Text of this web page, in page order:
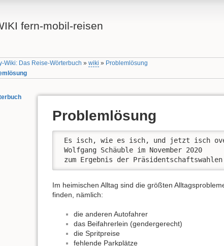
fern-mobil-reisen
Wiki: Das Reise-Wörterbuch »wiki » Problemlösung
Problemlösung
Es isch, wie es isch, und jetzt isch
Wolfgang Schäuble im November 2020
zum Ergebnis der
Im heimischen Alltag sind die größten
finden, nämlich:
die anderen Autofahrer
das Beifahrerlein (gendergerecht)
die Spritpreise
fehlende Parkplätze